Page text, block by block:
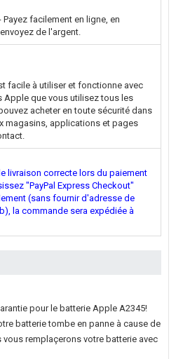
Payez facilement en ligne, en
de l'argent.
facile à utiliser et fonctionne avec
Apple que vous utilisez tous les
acheter en toute sécurité dans
magasins, applications et pages
livraison correcte lors du paiement
"PayPal Express Checkout"
(sans fournir d'adresse de
la commande sera expédiée à
pour le batterie Apple A2345!
batterie tombe en panne à cause de
remplaçerons votre batterie avec